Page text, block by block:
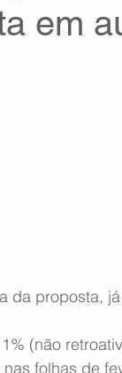
Windowem
da proposta,
(não
folhas de